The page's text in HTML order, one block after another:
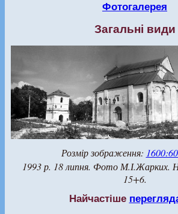
Фотогалерея
Загальні види
Розмір зображення:
1993 р. 18 липня. Фото М.І.Жарких.
15+6.
Найчастіше